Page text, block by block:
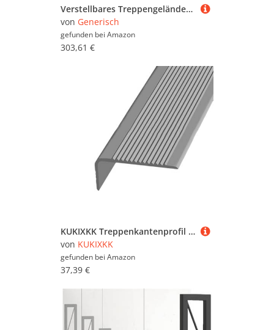
Verstellbares Treppengeländer aus Holz für Außentreppen, 2- und 3-stufiges Treppengeländer mit schmiedeeisernen Haltegriff, 95 cm Höhe, 90 cm Größe, ideal für Sicherheit und Stil
von Generisch
gefunden bei Amazon
303,61 €
KUKIXKK Treppenkantenprofil selbstklebend aus Gummi, PVC Winkelprofil Treppenstufen, rutschfest, Selbstklebender Kantenschutz, für Innen- und Außentreppen, Breite: 3x7cm(Gray,4.3m/14.11ft)
von KUKIXKK
gefunden bei Amazon
37,39 €